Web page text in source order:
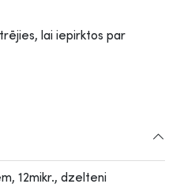
lai iepirktos par
12mikr., dzelteni